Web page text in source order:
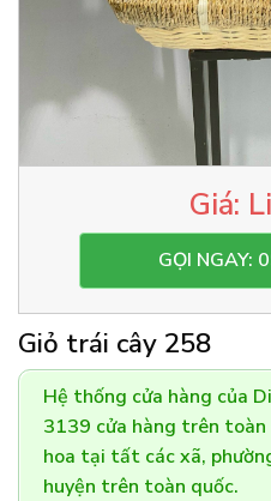
GỌI NGAY:
Giỏ trái cây 258
Hệ thống cửa hàng của
3139 cửa hàng trên
hoa tại tất các xã,
huyện trên toàn quốc.